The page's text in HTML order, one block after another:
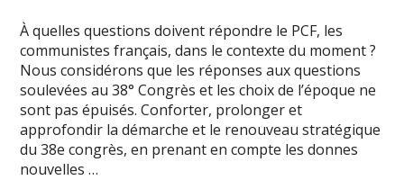
À quelles questions doivent répondre le PCF, les
communistes français, dans le contexte du moment ?
Nous considérons que les réponses aux questions
soulevées au 38° Congrès et les choix de l’époque ne
sont pas épuisés. Conforter, prolonger et
approfondir la démarche et le renouveau stratégique
du 38e congrès, en prenant en compte les donnes
nouvelles …